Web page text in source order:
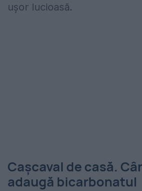
ușor lucioasă.
Cașcaval de casă.
adaugă bicarbonatul